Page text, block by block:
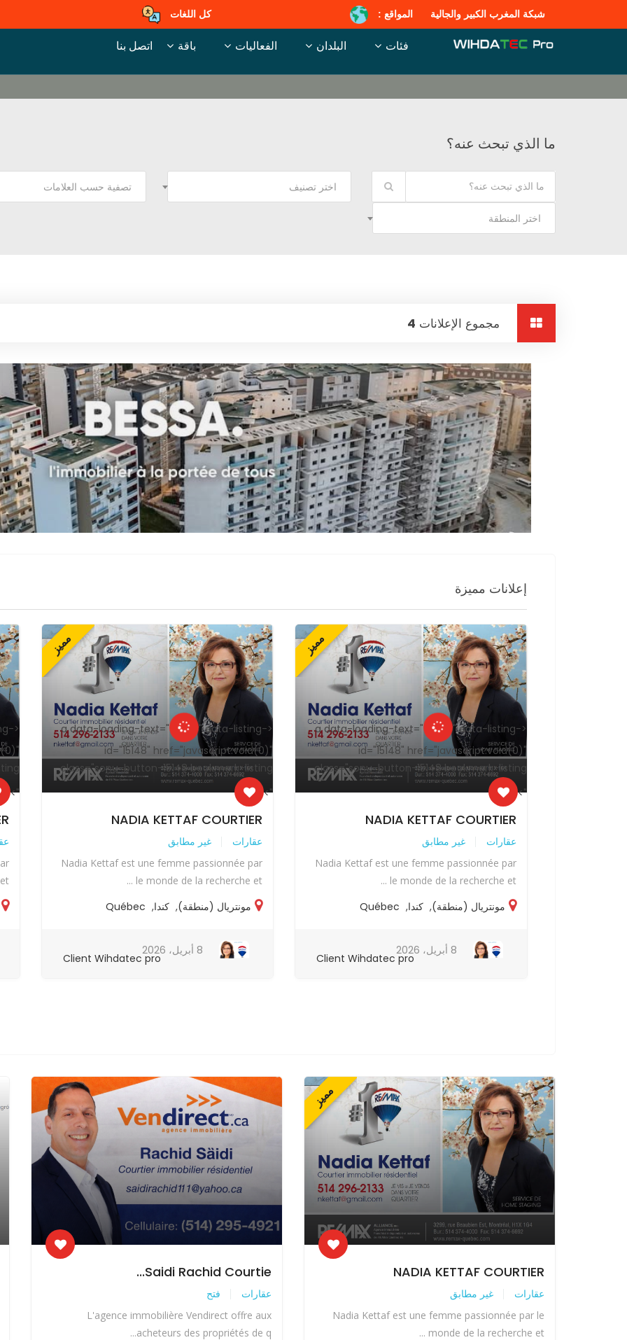
شبكة المغرب الكبير والجالية المواقع : كل اللغات
فئات البلدان الفعاليات باقة اتصل بنا
ما الذي تبحث عنه؟
اختر تصنيف تصفية حسب العلامات
اختر المنطقة
مجموع الإعلانات 4
إعلانات مميزة
مميز
<a data-loading-text="
" data-listing-
id="15148" href="javascript:void(0)"
class="sonu-button-15148 bookmark-listing
">
NADIA KETTAF COURTIER
عقارات غير مطابق
Nadia Kettaf est une femme passionnée par
le monde de la recherche et ...
مونتريال (منطقة), كندا,
Québec
Client Wihdatec pro
8 أبريل، 2026
مميز
<a data-loading-text="
" data-listing-
id="15148" href="javascript:void(0)"
class="sonu-button-15148 bookmark-listing
">
NADIA KETTAF COURTIER
عقارات غير مطابق
Nadia Kettaf est une femme passionnée par
le monde de la recherche et ...
مونتريال (منطقة), كندا,
Québec
Client Wihdatec pro
8 أبريل، 2026
<a data-loading-text="
">
مميز
NADIA KETTAF COURTIER
عقارات غير مطابق
Nadia Kettaf est une femme passionnée par le
monde de la recherche et ...
Saidi Rachid Courtie...
عقارات فتح
L'agence immobilière Vendirect offre aux
acheteurs des propriétés de q...